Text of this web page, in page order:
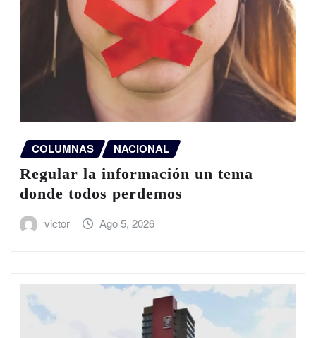
COLUMNAS NACIONAL
Regular la información un tema
donde todos perdemos
victor Ago 5, 2026